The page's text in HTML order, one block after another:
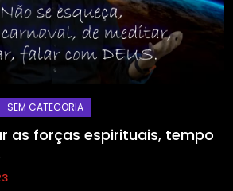
as forças espirituais, tempo